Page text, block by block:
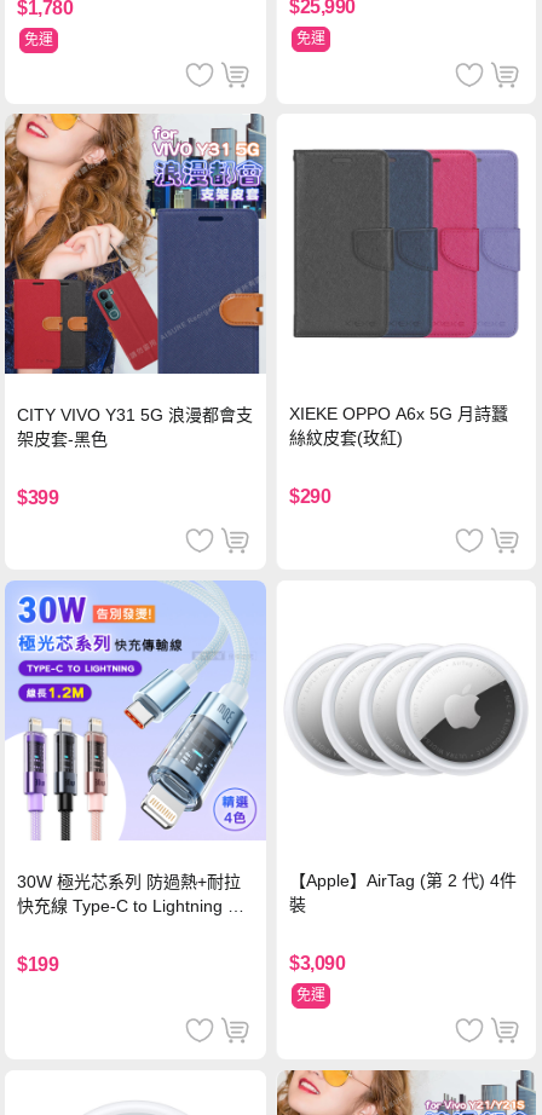
$1,780
免運
$25,990
免運
CITY VIVO Y31 5G 浪漫都會支
架皮套-黑色
$399
XIEKE OPPO A6x 5G 月詩蠶
絲紋皮套(玫紅)
$290
30W 極光芯系列 防過熱+耐拉
快充線 Type-C to Lightning 傳
$199
【Apple】AirTag (第 2 代) 4件
裝
$3,090
免運